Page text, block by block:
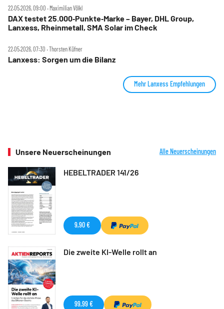
22.05.2026, 09:00 ‧ Maximilian Völkl
DAX testet 25.000‑Punkte‑Marke – Bayer, DHL Group,
Lanxess, Rheinmetall, SMA Solar im Check
22.05.2026, 07:30 ‧ Thorsten Küfner
Lanxess: Sorgen um die Bilanz
Mehr Lanxess Empfehlungen
Unsere Neuerscheinungen Alle Neuerscheinungen
HEBELTRADER 141/26
9,90 €
Die zweite KI-Welle rollt an
99,99 €